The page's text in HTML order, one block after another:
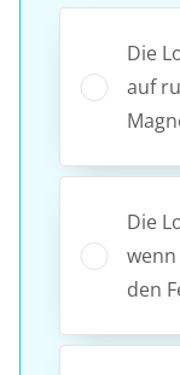
Die
auf
Die
den